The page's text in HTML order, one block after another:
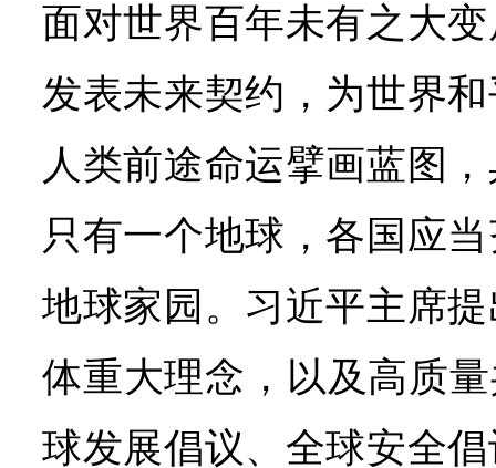
面对世界百年未有之大
发表未来契约，为世界
人类前途命运擘画蓝图
只有一个地球，各国应
地球家园。习近平主席
体重大理念，以及高质
球发展倡议、全球安全